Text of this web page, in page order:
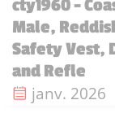
cty1960 -
Male,
Safety Vest,
and Refle
Date de
janv. 2026